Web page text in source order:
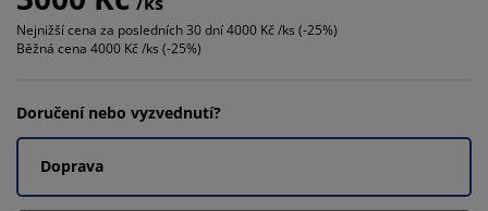
Nejnižší cena za posledních 30 dní4000 Kč /ks (-25%)
Běžná cena 4000 Kč /ks (-25%)
Doručení nebo vyzvednutí?
Doprava